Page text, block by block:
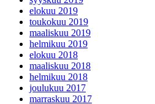
elokuu 2019
toukokuu 2019
maaliskuu 2019
helmikuu 2019
elokuu 2018
maaliskuu 2018
helmikuu 2018
joulukuu 2017
marraskuu 2017